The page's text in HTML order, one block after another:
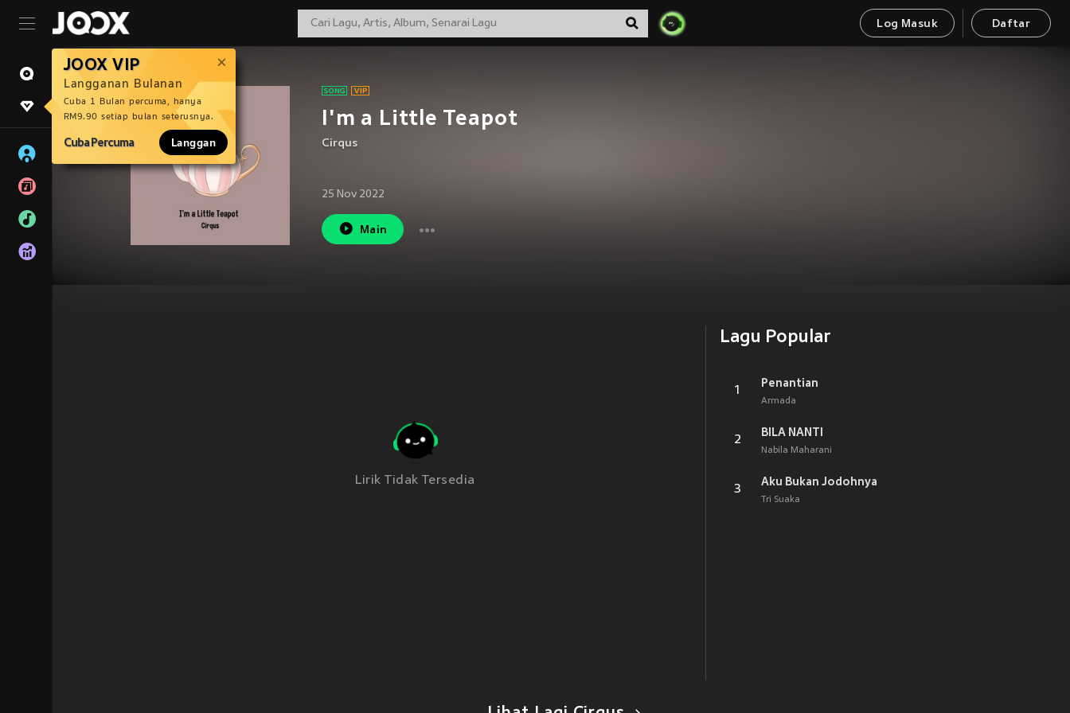
Log Masuk Daftar
JOOX VIP
Langganan Bulanan
Cuba 1 Bulan percuma, hanya
RM9.90 setiap bulan seterusnya.
Cuba Percuma Langgan
I'm a Little Teapot
Cirqus
25 Nov 2022
Main
Lirik Tidak Tersedia
Lagu Popular
1
Penantian
Armada
2
BILA NANTI
Nabila Maharani
3
Aku Bukan Jodohnya
Tri Suaka